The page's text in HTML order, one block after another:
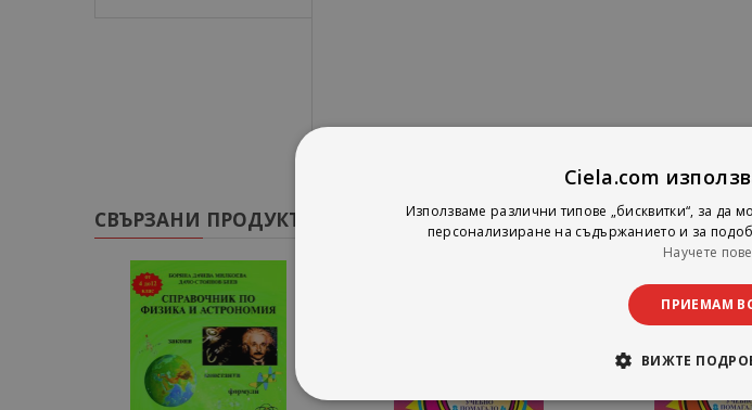
СВЪРЗАНИ ПРОДУКТИ
Ciela.com
Използваме различни типове „бисквитки“, за да
персонализиране на съдържанието и за
Научете
ПРИЕМАМ
ВИЖТЕ